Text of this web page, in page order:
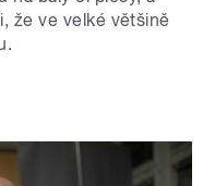
že ve velké většině